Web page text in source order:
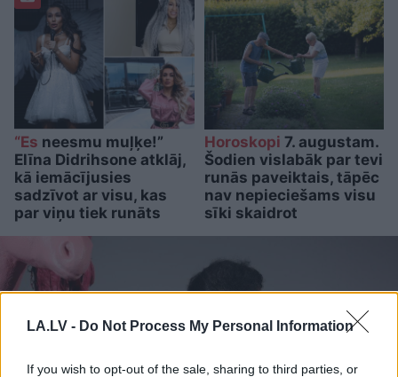
LA.LV - Do Not Process My Personal Information
If you wish to opt-out of the sale, sharing to third parties, or
“Es neesmu muļķe!”
Elīna Didrihsone atklāj,
kā iemācījusies
sadzīvot ar visu, kas
par viņu tiek runāts
Horoskopi 7. augustam.
Šodien vislabāk par tevi
runās paveiktais, tāpēc
nav nepieciešams visu
sīki skaidrot